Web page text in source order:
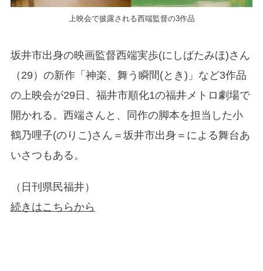
上映会で披露される西端監督の3作品
坂井市出身の映画監督西端実歩(にしばたみほ)さん
（29）の新作「神楽、舞う瞬間(とき)」など3作品
の上映会が29日、福井市順化1の福井メトロ劇場で
開かれる。西端さんと、同作の脚本を担当した小
鶴乃哩子(のりこ)さん＝坂井市出身＝による舞台あ
いさつもある。
（日刊県民福井）
続きはこちらから